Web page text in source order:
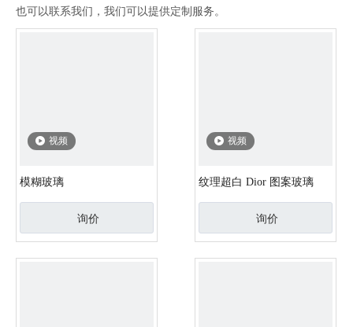
也可以联系我们，我们可以提供定制服务。
视频
模糊玻璃
询价
视频
纹理超白 Dior 图案玻璃
询价